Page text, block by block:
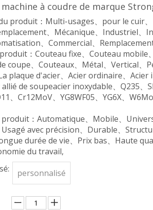
machine à coudre de marque
produit：Multi-usages、pour le cuir
、Mécanique、Industriel、
、Commercial、Remplacement
：Couteau fixe、Couteau mobile
coupe、Couteaux、Métal、Vertical、
plaque d'acier、Acier ordinaire、
de soupeacier inoxydable、Q235、
、Cr12MoV、YG8WF05、YG6X、
：Automatique、Mobile、
avec précision、Durable、
durée de vie、Prix bas、Haute
du travail,
personnalisé